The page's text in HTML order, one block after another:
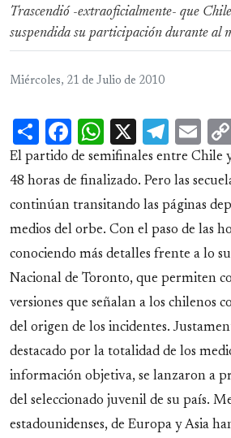
Trascendió -extraoficialmente- que
suspendida su participación durante al
Miércoles, 21 de Julio de 2010
ShareFacebook
WhatsApp
X
El partido de semifinales entre Chile
48 horas de finalizado. Pero las
continúan transitando las páginas
medios del orbe. Con el paso de las
conociendo más detalles frente a lo
Nacional de Toronto, que permiten
versiones que señalan a los chilenos
del origen de los incidentes.
destacado por la totalidad de los
información objetiva, se lanzaron a
del seleccionado juvenil de su país.
estadounidenses, de Europa y Asia